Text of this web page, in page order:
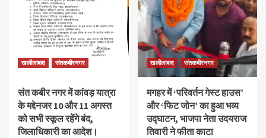
खलीलाबाद संतकबीरनगर
संत कबीर नगर में कांवड़ यात्रा
के मद्देनजर 10 और 11 अगस्त
को सभी स्कूल रहेंगे बंद,
जिलाधिकारी का आदेश।
खलीलाबाद संतकबीरनगर
मगहर में ‘परिवर्तन गेस्ट हाउस’
और ‘फिट जोन’ का हुआ भव्य
उद्घाटन, भाजपा नेता उदयराज
तिवारी ने फीता काटा